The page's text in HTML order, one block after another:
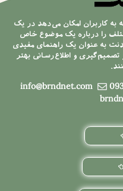
به کاربران امکان می‌دهد در یک
را درباره یک موضوع خاص
به عنوان یک راهنمای مفیدی
تصمیم‌گیری و اطلاع‌رسانی بهتر
info@brndnet.com